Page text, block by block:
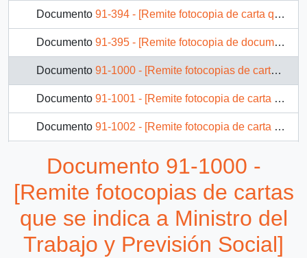
Documento 91-394 - [Remite fotocopia de carta que se indica a Ministro de Minería]
Documento 91-395 - [Remite fotocopia de documento a Subsecretario de Desarrollo Regional]
Documento 91-1000 - [Remite fotocopias de cartas que se indica a Ministro del Trabajo y Previsión Social]
Documento 91-1001 - [Remite fotocopia de carta que se indica a Subsecretario de RR.EE]
Documento 91-1002 - [Remite fotocopia de carta que se indica a Gobernador de Linares]
Documento 91-2865 - [Remite fotocopia de carta]
1221 más...
Documento 91-1000 -
[Remite fotocopias de cartas
que se indica a Ministro del
Trabajo y Previsión Social]